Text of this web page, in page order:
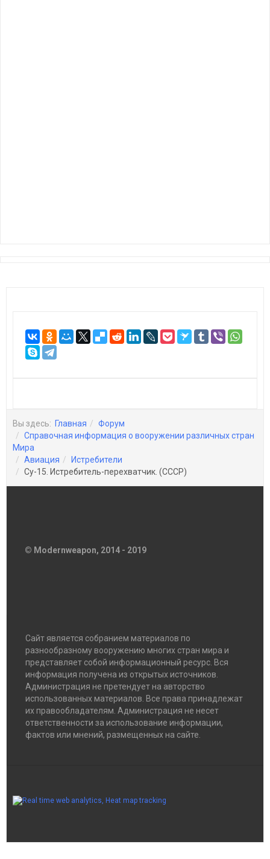
Вы здесь: Главная
Форум
Справочная информация о вооружении различных стран
Мира
Авиация
Истребители
Су-15. Истребитель-перехватчик. (СССР)
© Modernweapon, 2014 - 2019
Сайт является собранием материалов по
разнообразному вооружению многих стран мира и
представляет собой информационный ресурс. Вся
информация получена из открытых источников.
Администрация не претендует на авторство
использованных материалов. Все права принадлежат
их правообладателям. Администрация не несет
ответственности за использование информации,
фактов или мнений, размещенных на сайте.